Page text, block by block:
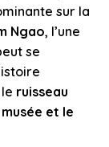
sur la
Ngao, l’une
se
le ruisseau
musée et le